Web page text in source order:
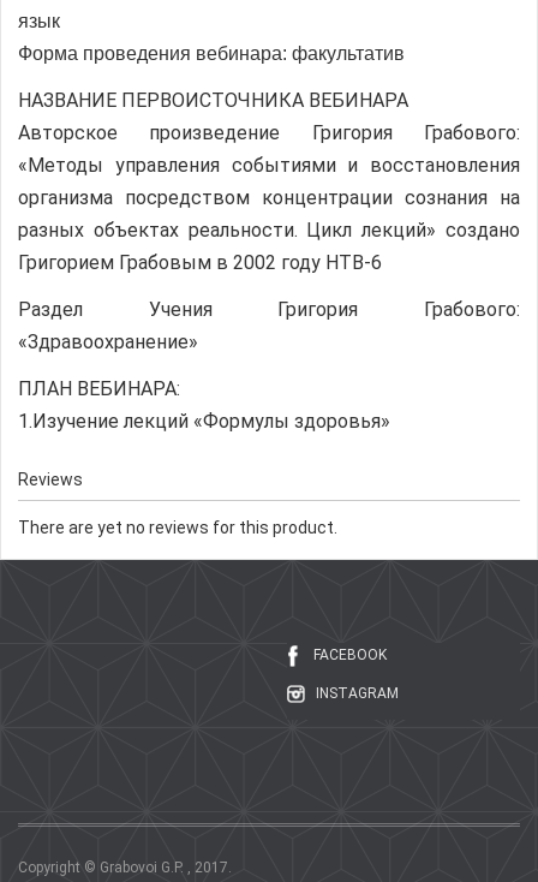
язык
Форма проведения вебинара: факультатив
НАЗВАНИЕ ПЕРВОИСТОЧНИКА ВЕБИНАРА
Авторское произведение Григория Грабового:
«Методы управления событиями и восстановления
организма посредством концентрации сознания на
разных объектах реальности. Цикл лекций» создано
Григорием Грабовым в 2002 году НТВ-6
Раздел Учения Григория Грабового:
«Здравоохранение»
ПЛАН ВЕБИНАРА:
1.Изучение лекций «Формулы здоровья»
Reviews
There are yet no reviews for this product.
FACEBOOK
INSTAGRAM
Copyright © Grabovoi G.P. , 2017.